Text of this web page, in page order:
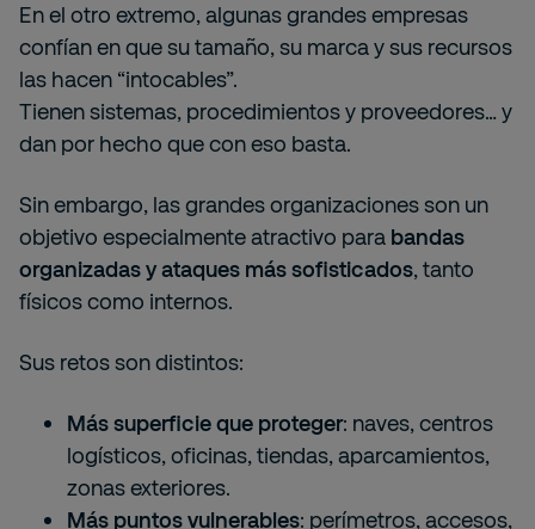
En el otro extremo, algunas grandes empresas
confían en que su tamaño, su marca y sus recursos
las hacen “intocables”.
Tienen sistemas, procedimientos y proveedores… y
dan por hecho que con eso basta.
Sin embargo, las grandes organizaciones son un
objetivo especialmente atractivo para bandas
organizadas y ataques más sofisticados, tanto
físicos como internos.
Sus retos son distintos:
Más superficie que proteger: naves, centros
logísticos, oficinas, tiendas, aparcamientos,
zonas exteriores.
Más puntos vulnerables: perímetros, accesos,